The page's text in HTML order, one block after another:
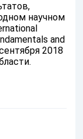
научном
and
2018